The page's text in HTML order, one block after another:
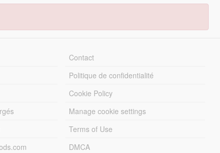
Contact
Politique de confidentialité
Cookie Policy
Manage cookie settings
Terms of Use
DMCA